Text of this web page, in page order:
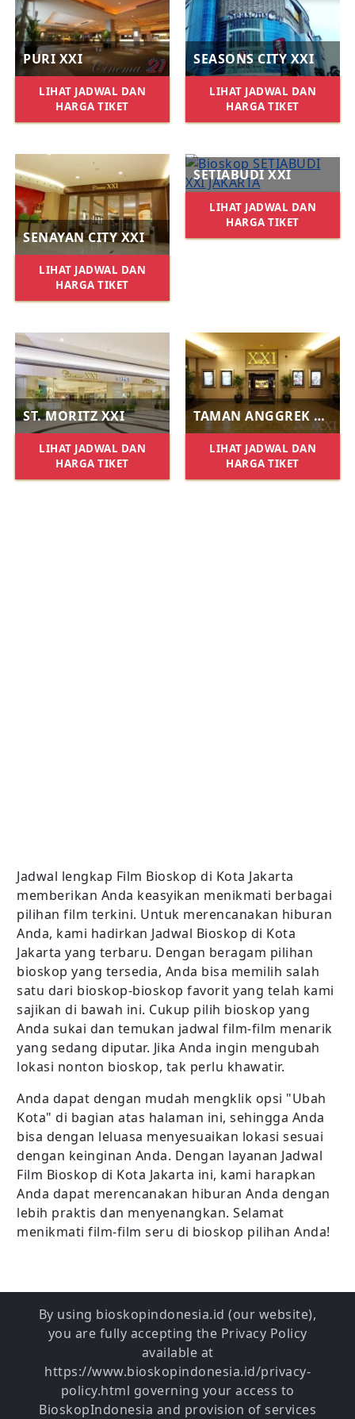
PURI XXI
LIHAT JADWAL DAN
HARGA TIKET
SEASONS CITY XXI
LIHAT JADWAL DAN
HARGA TIKET
SENAYAN CITY XXI
LIHAT JADWAL DAN
HARGA TIKET
SETIABUDI XXI
LIHAT JADWAL DAN
HARGA TIKET
ST. MORITZ XXI
LIHAT JADWAL DAN
HARGA TIKET
TAMAN ANGGREK XXI
LIHAT JADWAL DAN
HARGA TIKET
Jadwal lengkap Film Bioskop di Kota Jakarta
memberikan Anda keasyikan menikmati berbagai
pilihan film terkini. Untuk merencanakan hiburan
Anda, kami hadirkan Jadwal Bioskop di Kota
Jakarta yang terbaru. Dengan beragam pilihan
bioskop yang tersedia, Anda bisa memilih salah
satu dari bioskop-bioskop favorit yang telah kami
sajikan di bawah ini. Cukup pilih bioskop yang
Anda sukai dan temukan jadwal film-film menarik
yang sedang diputar. Jika Anda ingin mengubah
lokasi nonton bioskop, tak perlu khawatir.
Anda dapat dengan mudah mengklik opsi "Ubah
Kota" di bagian atas halaman ini, sehingga Anda
bisa dengan leluasa menyesuaikan lokasi sesuai
dengan keinginan Anda. Dengan layanan Jadwal
Film Bioskop di Kota Jakarta ini, kami harapkan
Anda dapat merencanakan hiburan Anda dengan
lebih praktis dan menyenangkan. Selamat
menikmati film-film seru di bioskop pilihan Anda!
By using bioskopindonesia.id (our website),
you are fully accepting the Privacy Policy
available at
https://www.bioskopindonesia.id/privacy-
policy.html governing your access to
BioskopIndonesia and provision of services